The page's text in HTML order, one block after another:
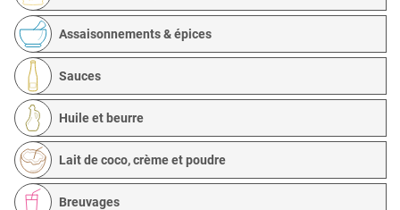
Assaisonnements & épices
Sauces
Huile et beurre
Lait de coco, crème et poudre
Breuvages